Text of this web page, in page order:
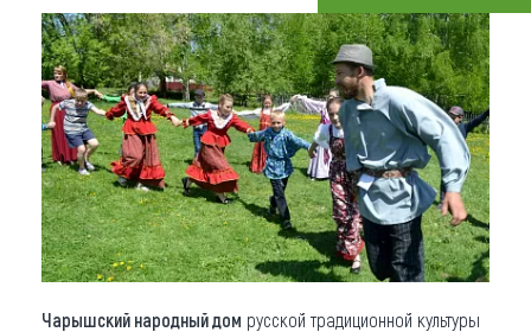
Что привезти (сувениры)
О регионе
Коллекция впечатлений
Другие рубрики
Чарышский народный дом русской традиционной культуры